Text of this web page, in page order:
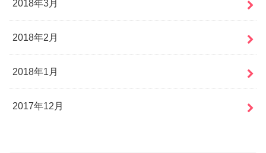
2018年3月
2018年2月
2018年1月
2017年12月